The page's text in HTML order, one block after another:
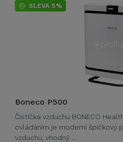
SLEVA 5%
Boneco P500
Čistička vzduchu BONECO
ovládáním je moderní špičkový
vzduchu, vhodný …